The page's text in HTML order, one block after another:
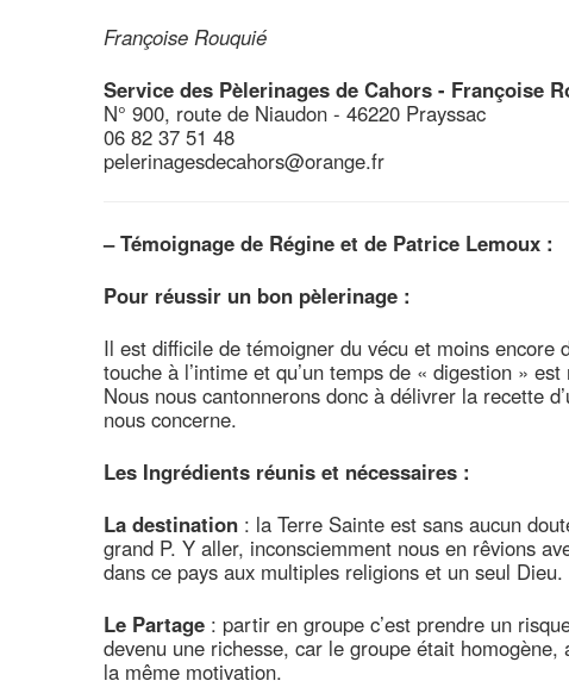
Françoise Rouquié
Service des Pèlerinages de Cahors - Françoise
N° 900, route de Niaudon - 46220 Prayssac
06 82 37 51 48
pelerinagesdecahors@orange.fr
– Témoignage de Régine et de Patrice Lemoux :
Pour réussir un bon pèlerinage :
Il est difficile de témoigner du vécu et moins encore
touche à l’intime et qu’un temps de « digestion »
Nous nous cantonnerons donc à délivrer la recette
nous concerne.
Les Ingrédients réunis et nécessaires :
La destination : la Terre Sainte est sans aucun
grand P. Y aller, inconsciemment nous en rêvions
dans ce pays aux multiples religions et un seul Dieu.
Le Partage : partir en groupe c’est prendre un
devenu une richesse, car le groupe était
la même motivation.